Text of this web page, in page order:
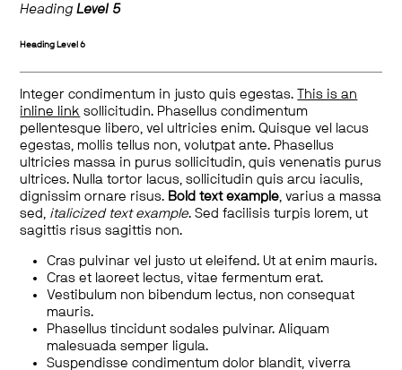
HeadingLevel 5
Heading Level 6
Integer condimentum in justo quis egestas.
This is an
inline link sollicitudin. Phasellus condimentum
pellentesque libero, vel ultricies enim. Quisque vel lacus
egestas, mollis tellus non, volutpat ante. Phasellus
ultricies massa in purus sollicitudin, quis venenatis purus
ultrices. Nulla tortor lacus, sollicitudin quis arcu iaculis,
dignissim ornare risus. Bold text example, varius a massa
sed, italicized text example. Sed facilisis turpis lorem, ut
sagittis risus sagittis non.
Cras pulvinar vel justo ut eleifend. Ut at enim mauris.
Cras et laoreet lectus, vitae fermentum erat.
Vestibulum non bibendum lectus, non consequat
mauris.
Phasellus tincidunt sodales pulvinar. Aliquam
malesuada semper ligula.
Suspendisse condimentum dolor blandit, viverra